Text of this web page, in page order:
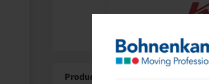
Product Details About Kenda